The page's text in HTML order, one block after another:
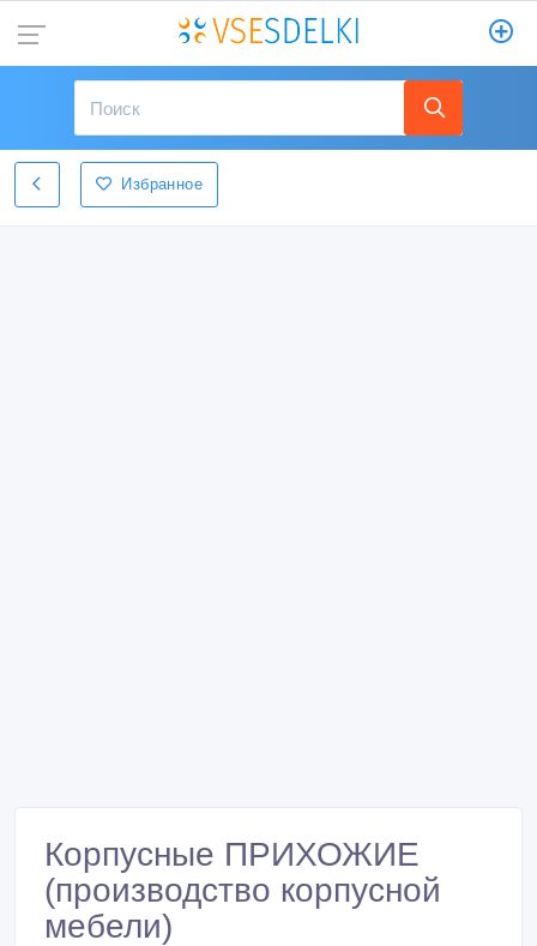
Избранное
Корпусные ПРИХОЖИЕ
(производство корпусной
мебели)